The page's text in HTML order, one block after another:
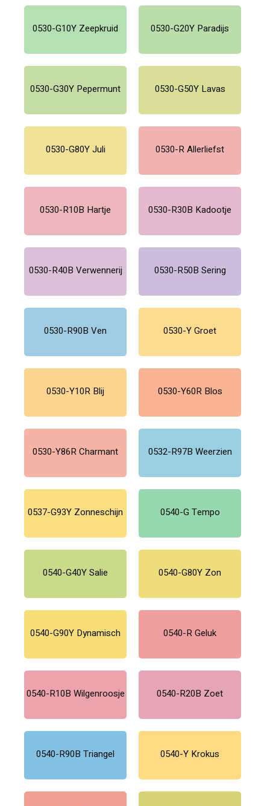
0530-G10Y Zeepkruid 0530-G20Y Paradijs
0530-G30Y Pepermunt 0530-G50Y Lavas
0530-G80Y Juli 0530-R Allerliefst
0530-R10B Hartje 0530-R30B Kadootje
0530-R40B Verwennerij 0530-R50B Sering
0530-R90B Ven 0530-Y Groet
0530-Y10R Blij 0530-Y60R Blos
0530-Y86R Charmant 0532-R97B Weerzien
0537-G93Y Zonneschijn 0540-G Tempo
0540-G40Y Salie 0540-G80Y Zon
0540-G90Y Dynamisch 0540-R Geluk
0540-R10B Wilgenroosje 0540-R20B Zoet
0540-R90B Triangel 0540-Y Krokus